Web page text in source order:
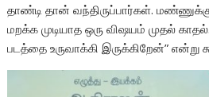
தாண்டி தான் வந்திருப்பார்கள்.
மறக்க முடியாத ஒரு விஷயம் முதல்
படத்தை உருவாக்கி இருக்கிறேன்” என்று